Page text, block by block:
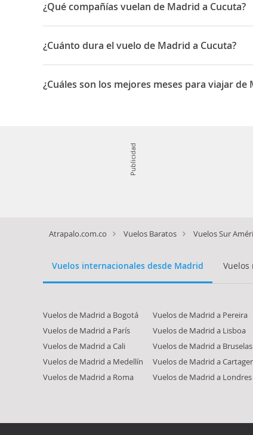
¿Qué compañías vuelan de Madrid a Cucuta?
Las compañías que vuelan de Madrid a Cucuta son:
¿Cuánto dura el vuelo de Madrid a Cucuta?
La duración media para viajar entre Madrid y
¿Cuáles son los mejores meses para viajar de
Publicidad
Atrapalo.com.co Vuelos Baratos Vuelos Sur
Vuelos internacionales desde Madrid Vuelos
Vuelos de Madrid a Bogotá
Vuelos de Madrid a París
Vuelos de Madrid a Cali
Vuelos de Madrid a Medellín
Vuelos de Madrid a Roma
Vuelos de Madrid a Pereira
Vuelos de Madrid a Lisboa
Vuelos de Madrid a Bruselas
Vuelos de Madrid a
Vuelos de Madrid a Londres